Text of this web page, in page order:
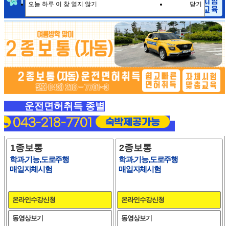
운전면허취득 종별
1종보통
학과,기능,도로주행
매일자체시험
온라인수강신청
동영상보기
2종보통
학과,기능,도로주행
매일자체시험
온라인수강신청
동영상보기
오늘 하루 이 창 열지 않기 닫기